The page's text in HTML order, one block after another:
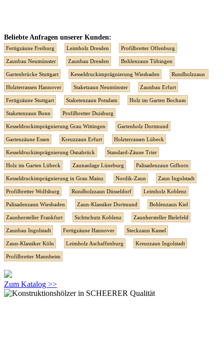
Beliebte Anfragen unserer Kunden:
Fertigzäune Freiburg Leimholz Dresden Profilbretter Offenburg
Zaunbau Neumünster Zaunbau Dresden Bohlenzaun Tübingen
Gartenbrücke Stuttgart Kesseldruckimprägnierung Wiesbaden Rundholzzaun
Holzterrassen Hannover Staketzaun Neumünster Zaunbau Erfurt
Fertigzäune Stuttgart Staketenzaun Potsdam Holz im Garten Bochum
Staketenzaun Bonn Profilbretter Duisburg
Kesseldruckimprägnierung Grau Wittingen Gartenholz Dortmund
Gartenzäune Essen Kreuzzaun Erfurt Holzterrassen Lübeck
Kesseldruckimprägnierung Osnabrück Standard-Zäune Trier
Holz im Garten Lübeck Zaunanlage Lüneburg Palisadenzaun Gifhorn
Kesseldruckimprägnierung in Grau Mainz Nordik-Zaun Zaun Ingolstadt
Profilbretter Wolfsburg Rundholzzaun Düsseldorf Leimholz Koblenz
Palisadenzaun Wiesbaden Zaun-Klassiker Dortmund Bohlenzaun Kiel
Zaunhersteller Frankfurt Sichtschutz Koblenz Zaunhersteller Bielefeld
Zaunbau Ingolstadt Fertigzäune Hannover Steckzaun Kassel
Zaun-Klassiker Köln Leimholz Aschaffenburg Kreuzzaun Ingolstadt
Profilbretter Mannheim
Zum Katalog >>